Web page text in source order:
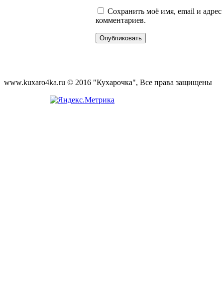
Сохранить моё имя, email и
комментариев.
www.kuxaro4ka.ru © 2016 "Кухарочка", Все права защищены